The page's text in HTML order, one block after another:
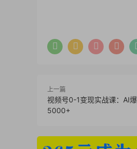
上一篇
视频号0-1变现实战课：AI
5000+